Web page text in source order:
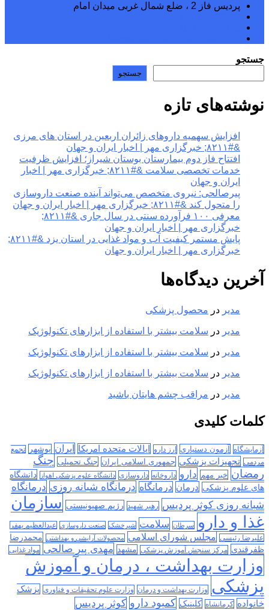
پردیس فاز 2 ، ضلع شمال غربی میدان امام
جستجو
جستجو
نوشته‌های تازه
افزایش سهمیه داروهای زائران اربعین در استان های مرزی
&#۸۲۱۱; خبرگزاری مهر | اخبار ایران و جهان
افتتاح فاز دوم بیمارستان بوستان شیراز؛ افزایش ظرفیت
خدمات تخصصی سلامت &#۸۲۱۱; خبرگزاری مهر | اخبار
ایران و جهان
پیرصالحی: نیروی متخصص می‌تواند آینده صنعت داروسازی
را متحول کند &#۸۲۱۱; خبرگزاری مهر | اخبار ایران و جهان
معرفی ۱۰۰ فرآورده سنتی در سال جاری &#۸۲۱۱;
خبرگزاری مهر | اخبار ایران و جهان
پایش مستمر کیفیت آب و مواد غذایی در استان یزد &#۸۲۱۱;
خبرگزاری مهر | اخبار ایران و جهان
آخرین دیدگاه‌ها
مدیر در محصول پزشکی
مدیر در سلامت بیشتر با استفاده از ابزارهای تکنولوژیک
مدیر در سلامت بیشتر با استفاده از ابزارهای تکنولوژیک
مدیر در سلامت بیشتر با استفاده از ابزارهای تکنولوژیک
مدیر در مراقب چشم هایتان باشید
کلمات کلیدی
آزمایشگاه آزمون دستیاری ارز دارو ایالات متحده امریکا ایران بوشهر
تجمع
مردمی تجهیزات پزشکی جمهوری اسلامی ایران جنگ تحمیلی جنگ
رمضان خبر مهم دارو داروخانه داروسازی دانشگاه علوم پزشکی اهواز
دانشگاه
های علوم پزشکی درمان درمانگاه درمانگاه شبانه روزی درمانگاه
شبانه روزی کوثر پردیس رهبر شهید رژیم صهیونیستی سازمان
غذا و دارو
سرطان سلامت شیرخشک صنعت داروسازی عبدالعظیم بهفر
علیرضا رئیسی مجلس شورای اسلامی محصولات آرایشی و بهداشتی محمدرضا
ظفرقندی مرکز سنجش آموزش پزشکی مشهد مهدی پیر صالحی مواد غذایی
وزارت بهداشت ، درمان و آموزش
پزشکی وزارت بهداشت و درمان وزارت علوم تحقیقات و فناوری پزشک
خانواده کرمانشاه کلینیک کمبود دارو کوثر پردیس